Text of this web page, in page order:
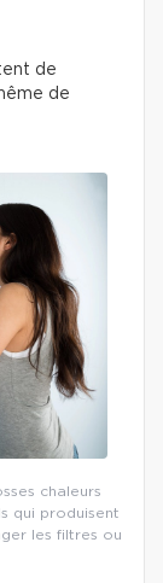
de
de
chaleurs
qui produisent
les filtres ou